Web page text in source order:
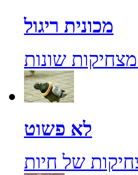
מכונית ריגול
שונות
לא פשוט
של חיות